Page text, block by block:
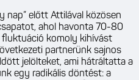
nap” előtt Attilával közösen
ahol havonta 70-80
komoly kihívást
partnerünk sajnos
jelölteket, ami hátráltatta a
egy radikális döntést: a